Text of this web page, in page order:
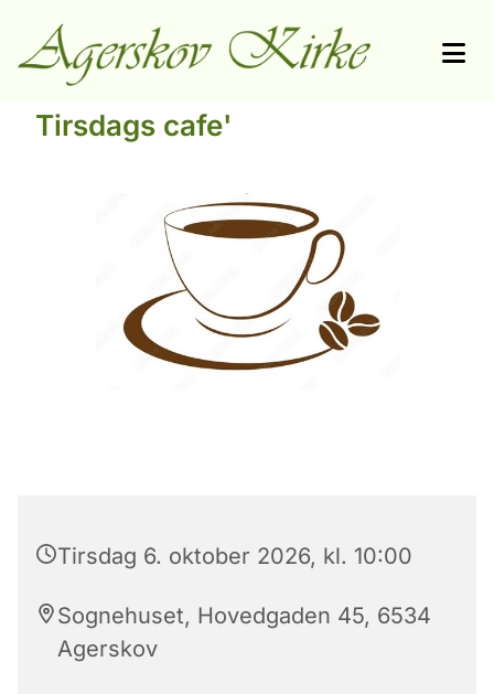
Tirsdags cafe'
Tirsdag 6. oktober 2026, kl. 10:00
Sognehuset, Hovedgaden 45, 6534
Agerskov